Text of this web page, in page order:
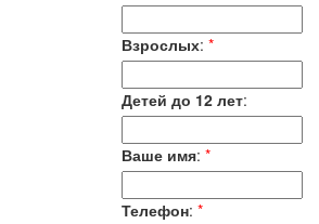
Взрослых: *
Детей до 12 лет:
Ваше имя: *
Телефон: *